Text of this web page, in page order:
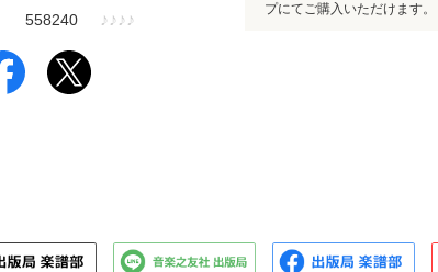
558240 ♪ ♪ ♪ ♪
プにてご購入いただけます。